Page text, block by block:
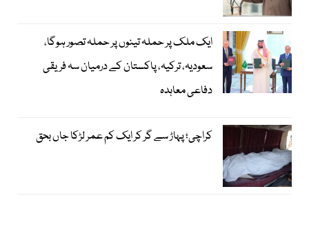
ایک ملک پر حملہ تینوں پر حملہ تصور ہوگا،
سعودیہ، ترکیہ، پاکستان کے درمیان سہ فریقی
دفاعی معاہدہ
کراچی؛ پہاڑ سے گر کر ایک کم عمر لڑکا جاں بحق